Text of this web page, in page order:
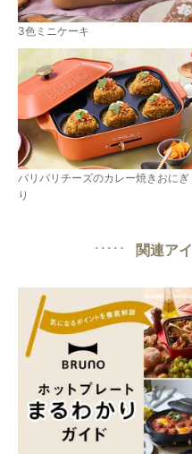
3色ミニケーキ
パリパリチーズのカレー焼きおにぎ
り
関連ア